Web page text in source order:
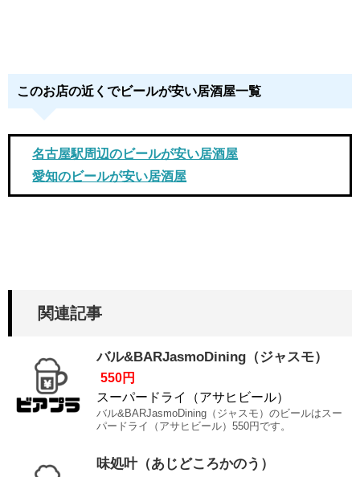
このお店の近くでビールが安い居酒屋一覧
名古屋駅周辺のビールが安い居酒屋
愛知のビールが安い居酒屋
関連記事
バル&BARJasmoDining（ジャスモ）
550円
スーパードライ（アサヒビール）
バル&BARJasmoDining（ジャスモ）のビールはスー
パードライ（アサヒビール）550円です。
味処叶（あじどころかのう）